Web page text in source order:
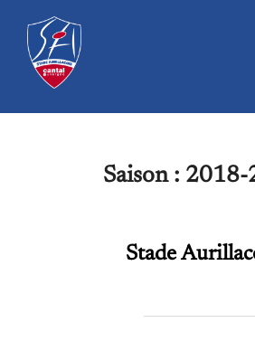
contenu
Saison : 2018-
Stade